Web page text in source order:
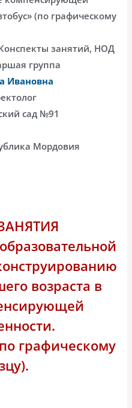
(по графическому
занятий, НОД
группа
Ивановна
сад №91
Мордовия
возраста в
графическому